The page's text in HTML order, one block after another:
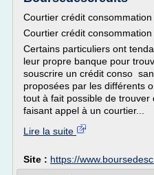
Courtier crédit consommation
Courtier crédit consommation
Certains particuliers ont
leur propre banque pour
souscrire un crédit conso
proposées par les différents
tout à fait possible de trouver
faisant appel à un courtier...
Lire la suite
Site : https://